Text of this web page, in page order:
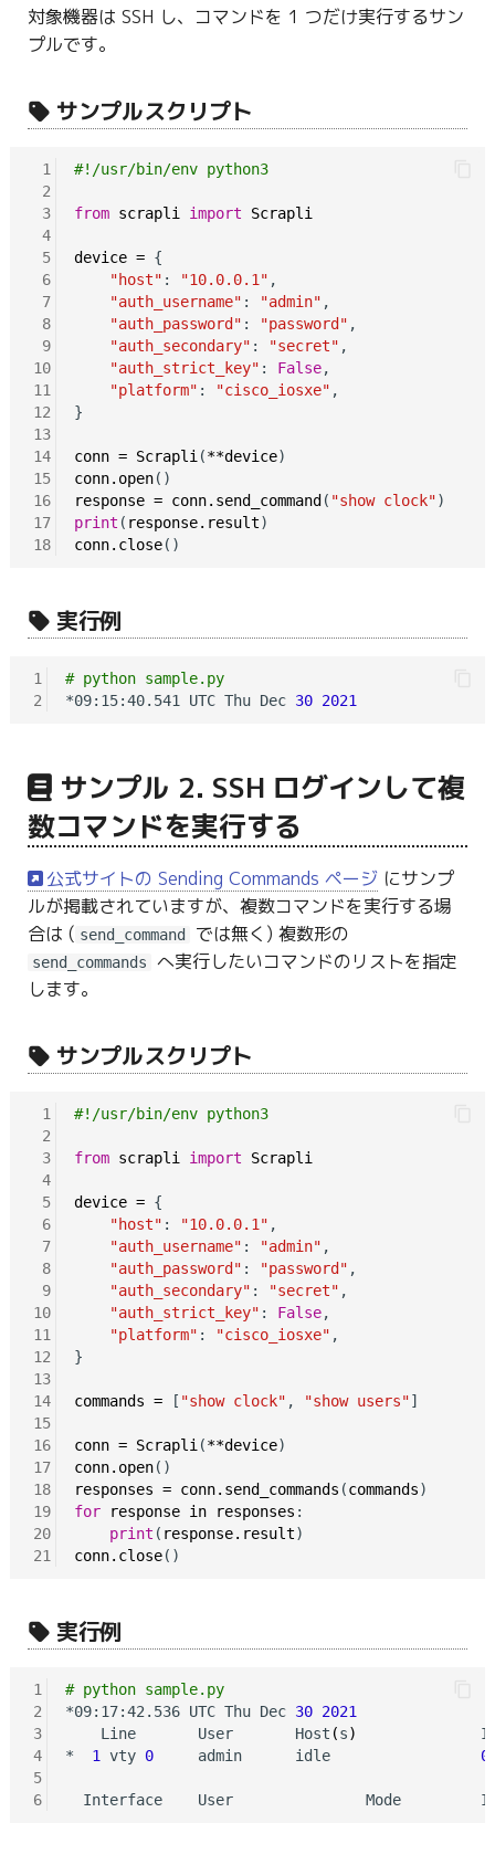
対象機器は SSH し、コマンドを 1 つだけ実行するサン
プルです。
サンプルスクリプト
1
2
3
4
5
6
7
8
9
10
11
12
13
14
15
16
17
18
#!/usr/bin/env python3
from scrapli import Scrapli
device = {
"host" : "10.0.0.1" ,
"auth_username" : "admin" ,
"auth_password" : "password" ,
"auth_secondary" : "secret" ,
"auth_strict_key" : False,
"platform" : "cisco_iosxe" ,
}
conn = Scrapli (**device
conn.open
response = conn.send_command ( "show clock"
print ( response.result
conn.close
実行例
1
2
# python sample.py
*09:15:40.541 UTC Thu Dec 30 2021
サンプル 2. SSH ログインして複
数コマンドを実行する
公式サイトの Sending Commands ページ にサンプ
ルが掲載されていますが、複数コマンドを実行する場
合は ( send_command では無く) 複数形の
send_commands
へ実行したいコマンドのリストを指定
します。
サンプルスクリプト
1
2
3
4
5
6
7
8
9
10
11
12
13
14
15
16
17
18
19
20
21
#!/usr/bin/env python3
from scrapli import Scrapli
device = {
"host" : "10.0.0.1" ,
"auth_username" : "admin" ,
"auth_password" : "password" ,
"auth_secondary" : "secret" ,
"auth_strict_key" : False,
"platform" : "cisco_iosxe" ,
}
commands = [ "show clock" , "show users"]
conn = Scrapli (**device
conn.open
responses = conn.send_commands (commands
for
response in responses :
print ( response.result
conn.close
実行例
1
2
3
4
5
6
# python sample.py
*09:17:42.536 UTC Thu Dec 30 2021
    Line       User       Host
(s)
* 1 vty 0
     admin      idle